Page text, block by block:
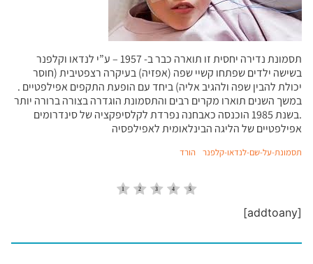
תסמונת נדירה יחסית זו תוארה כבר ב- 1957 – ע”י לנדאו וקלפנר
בשישה ילדים שפתחו קשיי שפה (אפזיה) בעיקרה רצפטיבית (חוסר
יכולת להבין שפה ולהגיב אליה) ביחד עם הופעת התקפים אפילפטיים .
במשך השנים תוארו מקרים רבים והתסמונת הוגדרה בצורה ברורה יותר
.בשנת 1985 הוכנסה כאבחנה נפרדת לקלסיפקציה של סינדרומים
אפילפטיים של הליגה הבינלאומית לאפילפסיה
תסמונת-על-שם-לנדאו-קלפנר הורד
[addtoany]